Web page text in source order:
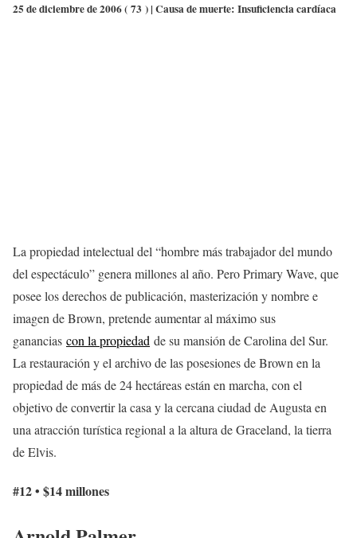
25 de diciembre de 2006 ( 73 ) | Causa de muerte: Insuficiencia cardíaca
La propiedad intelectual del “hombre más trabajador del mundo
del espectáculo” genera millones al año. Pero Primary Wave, que
posee los derechos de publicación, masterización y nombre e
imagen de Brown, pretende aumentar al máximo sus
ganancias con la propiedad de su mansión de Carolina del Sur.
La restauración y el archivo de las posesiones de Brown en la
propiedad de más de 24 hectáreas están en marcha, con el
objetivo de convertir la casa y la cercana ciudad de Augusta en
una atracción turística regional a la altura de Graceland, la tierra
de Elvis.
#12 • $14 millones